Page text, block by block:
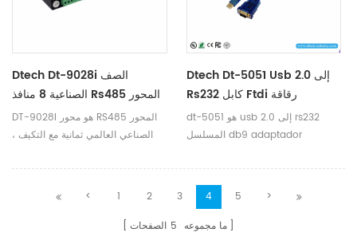
Dtech Dt-9028i الصف
الصناعية 8 منافذ Rs485 المحور
DT-9028I هو محور RS485 المحور
الصناعي العالمي ثمانية مع التكيف ،
مصممة خصيصا لمسافة الإرسال
التسلسلية ذات السعة الكبيرة. DT
Dtech Dt-5051 Usb 2.0 إلى
Rs232 كابل Ftdi رقاقة
dt-5051 هو usb 2.0 إلى rs232
المسلسل db9 adaptador
< 1 2 3 4 5
>
ما مجموعه 5 الصفحات